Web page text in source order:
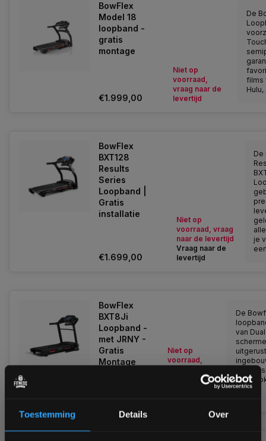
Toestemming Details Over
BowFlex
Model 18
loopband -
gratis
montage
€1.999,00
Niet op
voorraad,
vraag naar de
levertijd
De
films
Hulu,
BowFlex
BXT128
Results
Series
Loopband |
Gratis
installatie
€1.699,00
Niet op
voorraad, vraag
naar de levertijd
Vraag naar de
levertijd
De
je
BowFlex
BXT8Ji
Loopband -
met JRNY -
Gratis
Montage
Niet op
voorraad,
Vraag naar de
De
van
Hij is
met...